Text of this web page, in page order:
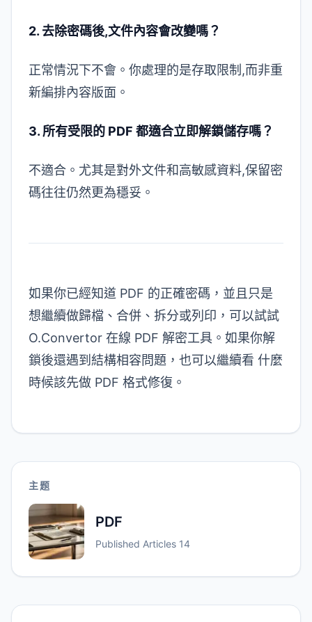
2. 去除密碼後,文件內容會改變嗎？
正常情況下不會。你處理的是存取限制,而非重
新編排內容版面。
3. 所有受限的 PDF 都適合立即解鎖儲存嗎？
不適合。尤其是對外文件和高敏感資料,保留密
碼往往仍然更為穩妥。
如果你已經知道 PDF 的正確密碼，並且只是
想繼續做歸檔、合併、拆分或列印，可以試試
O.Convertor 在線 PDF 解密工具 。如果你解
鎖後還遇到結構相容問題，也可以繼續看 什麼
時候該先做 PDF 格式修復 。
主题
PDF
Published Articles 14